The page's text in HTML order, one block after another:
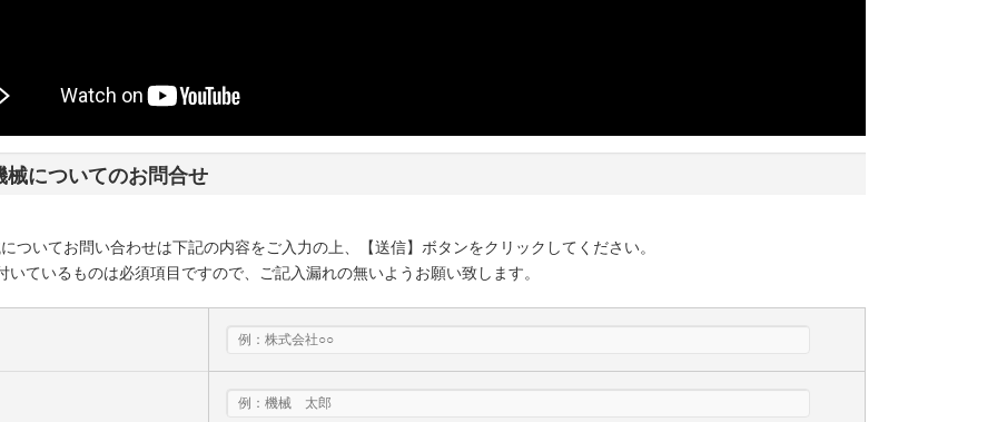
械についてのお問合せ
ついてお問い合わせは下記の内容をご入力の上、【送信】ボタンをクリックしてください。
いているものは必須項目ですので、ご記入漏れの無いようお願い致します。